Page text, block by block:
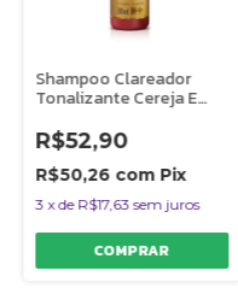
Shampoo Clareador
Tonalizante Cereja E
Avelã Dolce Pet - 300
ml
R$52,90
R$50,26 com Pix
3 xde R$17,63 sem juros